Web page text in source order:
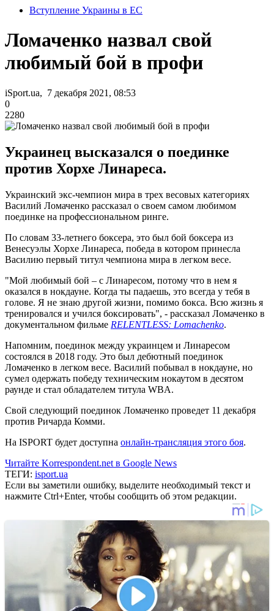
Вступление Украины в ЕС
Ломаченко назвал свой
любимый бой в профи
iSport.ua, 7 декабря 2021, 08:53
0
2280
Украинец высказался о поединке
против Хорхе Линареса.
Украинский экс-чемпион мира в трех весовых категориях
Василий Ломаченко рассказал о своем самом любимом
поединке на профессиональном ринге.
По словам 33-летнего боксера, это был бой боксера из
Венесуэлы Хорхе Линареса, победа в котором принесла
Василию первый титул чемпиона мира в легком весе.
"Мой любимый бой – с Линаресом, потому что в нем я
оказался в нокдауне. Когда ты падаешь, это всегда у тебя в
голове. Я не знаю другой жизни, помимо бокса. Всю жизнь я
тренировался и учился боксировать", - рассказал Ломаченко в
документальном фильме RELENTLESS: Lomachenko.
Напомним, поединок между украинцем и Линаресом
состоялся в 2018 году. Это был дебютный поединок
Ломаченко в легком весе. Василий побывал в нокдауне, но
сумел одержать победу техническим нокаутом в десятом
раунде и стал обладателем титула WBA.
Свой следующий поединок Ломаченко проведет 11 декабря
против Ричарда Комми.
На ISPORT будет доступна онлайн-трансляция этого боя.
Читайте Korrespondent.net в Google News
ТЕГИ: isport.ua
Если вы заметили ошибку, выделите необходимый текст и
нажмите Ctrl+Enter, чтобы сообщить об этом редакции.